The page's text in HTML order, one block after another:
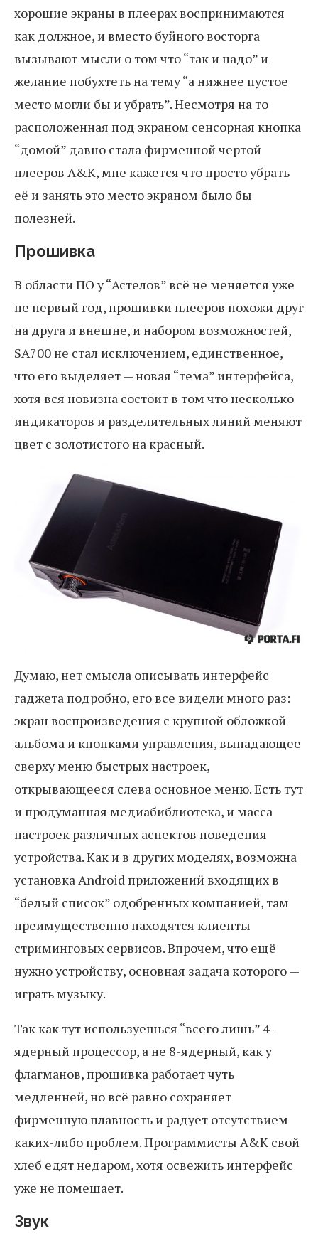
хорошие экраны в плеерах воспринимаются
как должное, и вместо буйного восторга
вызывают мысли о том что “так и надо” и
желание побухтеть на тему “а нижнее пустое
место могли бы и убрать”. Несмотря на то
расположенная под экраном сенсорная кнопка
“домой” давно стала фирменной чертой
плееров A&K, мне кажется что просто убрать
её и занять это место экраном было бы
полезней.
Прошивка
В области ПО у “Астелов” всё не меняется уже
не первый год, прошивки плееров похожи друг
на друга и внешне, и набором возможностей,
SA700 не стал исключением, единственное,
что его выделяет — новая “тема” интерфейса,
хотя вся новизна состоит в том что несколько
индикаторов и разделительных линий меняют
цвет с золотистого на красный.
Думаю, нет смысла описывать интерфейс
гаджета подробно, его все видели много раз:
экран воспроизведения с крупной обложкой
альбома и кнопками управления, выпадающее
сверху меню быстрых настроек,
открывающееся слева основное меню. Есть тут
и продуманная медиабиблиотека, и масса
настроек различных аспектов поведения
устройства. Как и в других моделях, возможна
установка Android приложений входящих в
“белый список” одобренных компанией, там
преимущественно находятся клиенты
стриминговых сервисов. Впрочем, что ещё
нужно устройству, основная задача которого —
играть музыку.
Так как тут используешься “всего лишь” 4-
ядерный процессор, а не 8-ядерный, как у
флагманов, прошивка работает чуть
медленней, но всё равно сохраняет
фирменную плавность и радует отсутствием
каких-либо проблем. Программисты A&K свой
хлеб едят недаром, хотя освежить интерфейс
уже не помешает.
Звук